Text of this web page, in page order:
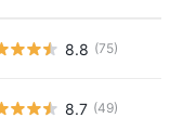
8.8 (75)
8.7 (49)